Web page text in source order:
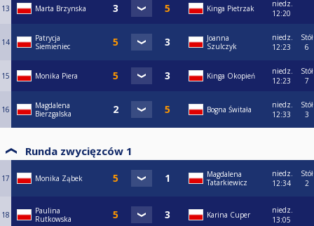
13 Marta Brzynska Kinga Pietrzak
niedz.
12:20
14
Patrycja
Siemieniec
Joanna
Szulczyk
niedz.
12:23
Stół
6
15 Monika Piera Kinga Okopień
niedz.
12:23
Stół
7
16
Magdalena
Bierzgalska
Bogna Świtała
niedz.
12:33
Stół
3
Runda zwycięzców 1
17 Monika Ząbek
Magdalena
Tatarkiewicz
niedz.
12:34
Stół
2
18
Paulina
Rutkowska
Karina Cuper
niedz.
13:05